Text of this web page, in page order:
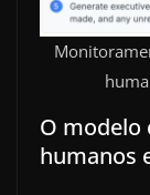
O modelo
humanos